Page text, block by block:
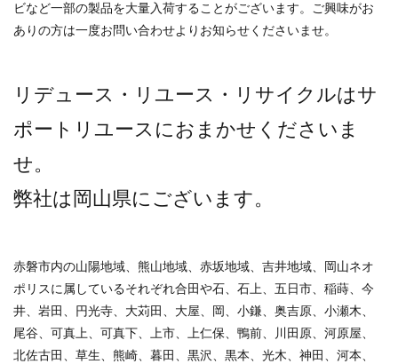
ビなど一部の製品を大量入荷することがございます。ご興味がお
ありの方は一度お問い合わせよりお知らせくださいませ。
リデュース・リユース・リサイクルはサ
ポートリユースにおまかせくださいま
せ。
弊社は岡山県にございます。
赤磐市内の山陽地域、熊山地域、赤坂地域、吉井地域、岡山ネオ
ポリスに属しているそれぞれ合田や石、石上、五日市、稲蒔、今
井、岩田、円光寺、大苅田、大屋、岡、小鎌、奥吉原、小瀬木、
尾谷、可真上、可真下、上市、上仁保、鴨前、川田原、河原屋、
北佐古田、草生、熊崎、暮田、黒沢、黒本、光木、神田、河本、